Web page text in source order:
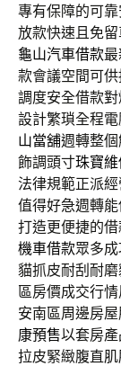
專有保障的可
放款快速且免
龜山汽車借款
款會議空間可
調度安全借款
設計繁瑣全程
山當舖週轉整
飾調頭寸珠寶
法律規範正派
值得好急週轉
打造更便捷的
機車借款眾多
貓抓皮耐刮耐磨
區房價成交行
安南區周邊房
康預售以套房
拉皮緊緻腹直肌